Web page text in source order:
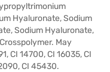
Hyaluronate, Sodium
Sodium Hyaluronate,
May
CI 14700, CI 16035, CI
CI 45430.